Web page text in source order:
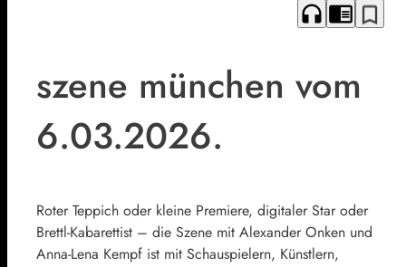
headphones chrome_reader_mode bookmark_border
szene münchen vom
6.03.2026.
Roter Teppich oder kleine Premiere, digitaler Star oder
Brettl-Kabarettist – die Szene mit Alexander Onken und
Anna-Lena Kempf ist mit Schauspielern, Künstlern,